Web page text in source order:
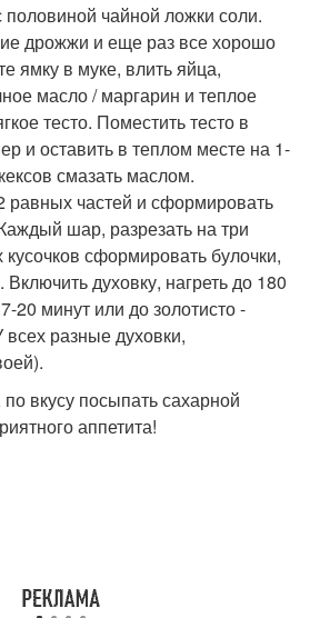
чайной ложки соли.
дрожжи и еще раз все хорошо
ямку в муке, влить яйца,
масло / маргарин и теплое
тесто. Поместить тесто в
и оставить в теплом месте на 1-
смазать маслом.
равных частей и сформировать
шар, разрезать на три
сформировать булочки,
духовку, нагреть до 180
20 минут или до золотисто -
всех разные духовки,
вкусу посыпать сахарной
аппетита!